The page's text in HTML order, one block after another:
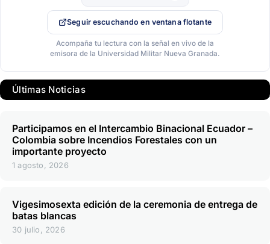
Seguir escuchando en ventana flotante
Acompaña tu lectura con la señal en vivo de la
emisora de la Universidad Militar Nueva Granada.
Últimas Noticias
Participamos en el Intercambio Binacional Ecuador –
Colombia sobre Incendios Forestales con un
importante proyecto
1 agosto, 2026
Vigesimosexta edición de la ceremonia de entrega de
batas blancas
30 julio, 2026